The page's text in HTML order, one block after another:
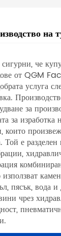
на
че
от QGM
услуга
за
за изработка
Той е
пясък, вода и
чрез